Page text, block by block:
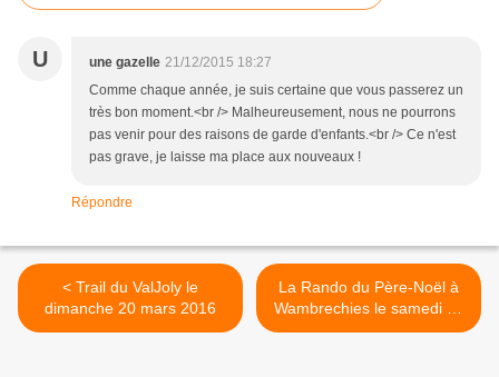
U une gazelle 21/12/2015 18:27
Comme chaque année, je suis certaine que vous passerez un
très bon moment.<br /> Malheureusement, nous ne pourrons
pas venir pour des raisons de garde d'enfants.<br /> Ce n'est
pas grave, je laisse ma place aux nouveaux !
Répondre
< Trail du ValJoly le
dimanche 20 mars 2016
La Rando du Père-Noël à
Wambrechies le samedi 19
décembre 2015 >